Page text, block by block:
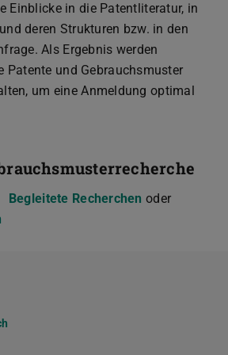
Einblicke in die Patentliteratur, in
deren Strukturen bzw. in den
Als Ergebnis werden
Patente und Gebrauchsmuster
um eine Anmeldung optimal
Begleitete Recherchen oder